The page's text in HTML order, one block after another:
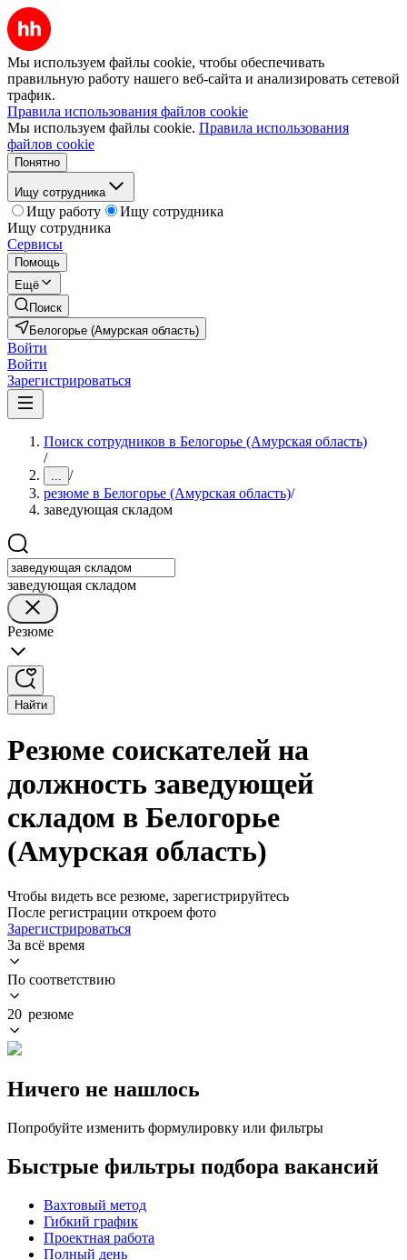
Мы используем файлы cookie, чтобы обеспечивать
правильную работу нашего веб-сайта и анализировать сетевой
трафик.
Правила использования файлов cookie
Мы используем файлы cookie. Правила использования
файлов cookie
Понятно
Ищу сотрудника
Ищу работу
Ищу сотрудника
Ищу сотрудника
Сервисы
Помощь
Ещё
Поиск
Белогорье (Амурская область)
Войти
Войти
Зарегистрироваться
Поиск сотрудников в Белогорье (Амурская область)
/
... /
резюме в Белогорье (Амурская область)/
заведующая складом
заведующая складом
Резюме
Найти
Резюме соискателей на
должность заведующей
складом в Белогорье
(Амурская область)
Чтобы видеть все резюме, зарегистрируйтесь
После регистрации откроем фото
Зарегистрироваться
За всё время
По соответствию
20 резюме
Ничего не нашлось
Попробуйте изменить формулировку или фильтры
Быстрые фильтры подбора вакансий
Вахтовый метод
Гибкий график
Проектная работа
Полный день